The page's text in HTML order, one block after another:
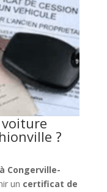
?
Congerville-
un certificat de